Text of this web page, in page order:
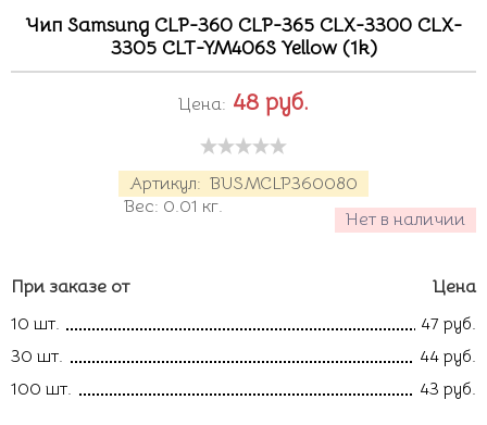
Чип Samsung CLP-360 CLP-365 CLX-3300 CLX-
3305 CLT-YM406S Yellow (1k)
Артикул: BUSMCLP360080
Нет в наличии
Вес: 0.01 кг.
Цена: 48 руб.
При заказе от
Цена
10 шт.
47 руб.
30 шт.
44 руб.
100 шт.
43 руб.